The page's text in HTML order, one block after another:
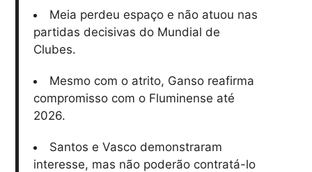
Meia perdeu espaço e não atuou nas
partidas decisivas do Mundial de
Clubes.
Mesmo com o atrito, Ganso reafirma
compromisso com o Fluminense até
2026.
Santos e Vasco demonstraram
interesse, mas não poderão contratá-lo